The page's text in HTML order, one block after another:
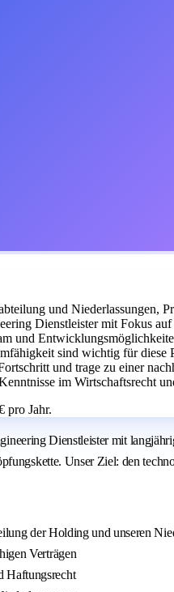
und Niederlassungen,
Dienstleister mit Fokus
und
sind wichtig für diese
und trage zu einer
im Wirtschaftsrecht
pro Jahr.
Dienstleister mit
Unser Ziel: den
der Holding und unseren
Verträgen
Haftungsrecht